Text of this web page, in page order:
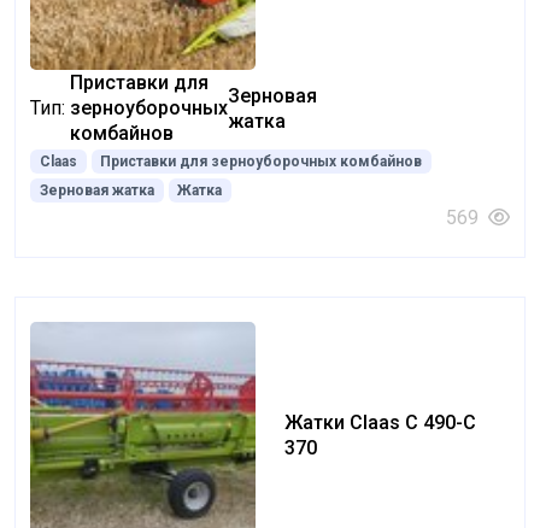
Тип:
Приставки для
зерноуборочных
комбайнов
Зерновая
жатка
Claas
Приставки для зерноуборочных комбайнов
Зерновая жатка
Жатка
569
Жатки Claas C 490-C
370